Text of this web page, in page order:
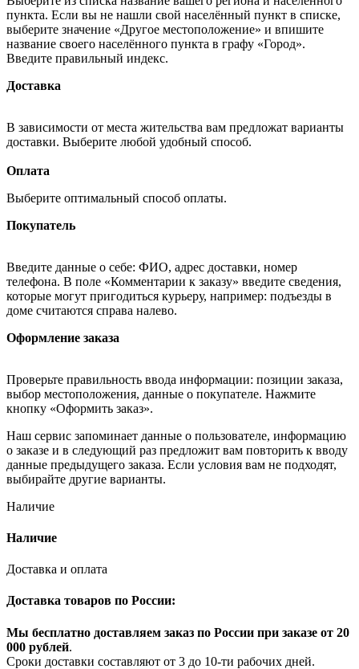
пункта. Если вы не нашли свой населённый пункт в списке,
выберите значение «Другое местоположение» и впишите
название своего населённого пункта в графу «Город».
Введите правильный индекс.
Доставка
В зависимости от места жительства вам предложат варианты
доставки. Выберите любой удобный способ.
Оплата
Выберите оптимальный способ оплаты.
Покупатель
Введите данные о себе: ФИО, адрес доставки, номер
телефона. В поле «Комментарии к заказу» введите сведения,
которые могут пригодиться курьеру, например: подъезды в
доме считаются справа налево.
Оформление заказа
Проверьте правильность ввода информации: позиции заказа,
выбор местоположения, данные о покупателе. Нажмите
кнопку «Оформить заказ».
Наш сервис запоминает данные о пользователе, информацию
о заказе и в следующий раз предложит вам повторить к вводу
данные предыдущего заказа. Если условия вам не подходят,
выбирайте другие варианты.
Наличие
Наличие
Доставка и оплата
Доставка товаров по России:
Мы бесплатно доставляем заказ по России при заказе от 20
000 рублей.
Сроки доставки составляют от 3 до 10-ти рабочих дней.